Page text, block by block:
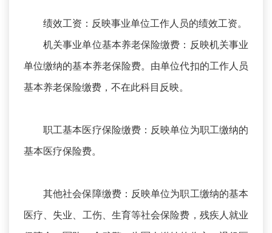
绩效工资：反映事业单位工作人员的绩效工资。
机关事业单位基本养老保险缴费：反映机关事业
单位缴纳的基本养老保险费。由单位代扣的工作人员
基本养老保险缴费，不在此科目反映。
职工基本医疗保险缴费：反映单位为职工缴纳的
基本医疗保险费。
其他社会保障缴费：反映单位为职工缴纳的基本
医疗、失业、工伤、生育等社会保险费，残疾人就业